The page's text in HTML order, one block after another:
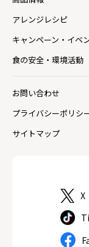
X
アレンジレシピ
キャンペーン・イベ
食の安全・環境活動
お問い合わせ
プライバシーポリシ
サイトマップ